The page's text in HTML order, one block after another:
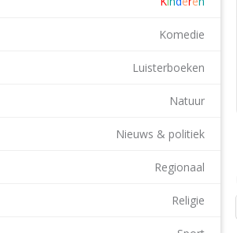
Komedie
Luisterboeken
Natuur
Nieuws & politiek
Regionaal
Religie